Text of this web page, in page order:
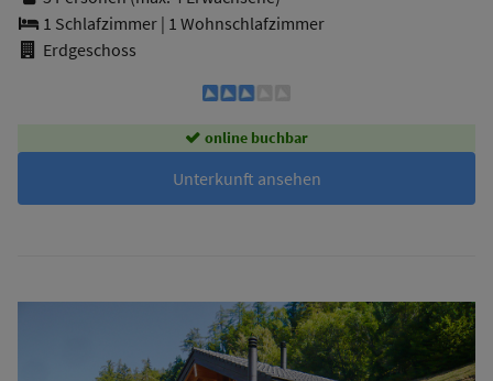
1 Schlafzimmer | 1 Wohnschlafzimmer
Erdgeschoss
online buchbar
Unterkunft ansehen